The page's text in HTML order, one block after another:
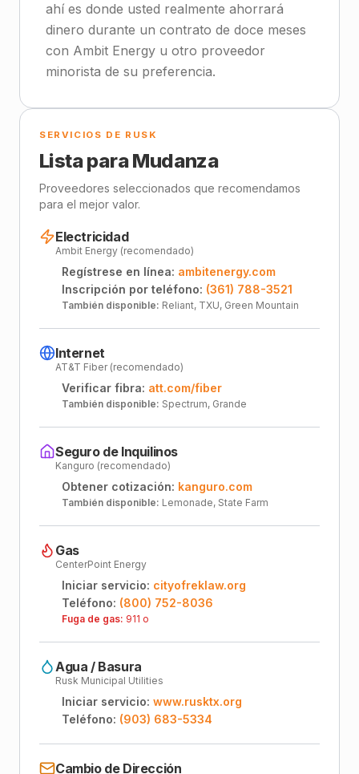
ahí es donde usted realmente ahorrará
dinero durante un contrato de doce meses
con Ambit Energy u otro proveedor
minorista de su preferencia.
SERVICIOS DE RUSK
Lista para Mudanza
Proveedores seleccionados que recomendamos
para el mejor valor.
Electricidad
Ambit Energy (recomendado)
Regístrese en línea: ambitenergy.com
Inscripción por teléfono: (361) 788-3521
También disponible: Reliant, TXU, Green Mountain
Internet
AT&T Fiber (recomendado)
Verificar fibra: att.com/fiber
También disponible: Spectrum, Grande
Seguro de Inquilinos
Kanguro (recomendado)
Obtener cotización: kanguro.com
También disponible: Lemonade, State Farm
Gas
CenterPoint Energy
Iniciar servicio: cityofreklaw.org
Teléfono: (800) 752-8036
Fuga de gas: 911 o
Agua / Basura
Rusk Municipal Utilities
Iniciar servicio: www.rusktx.org
Teléfono: (903) 683-5334
Cambio de Dirección